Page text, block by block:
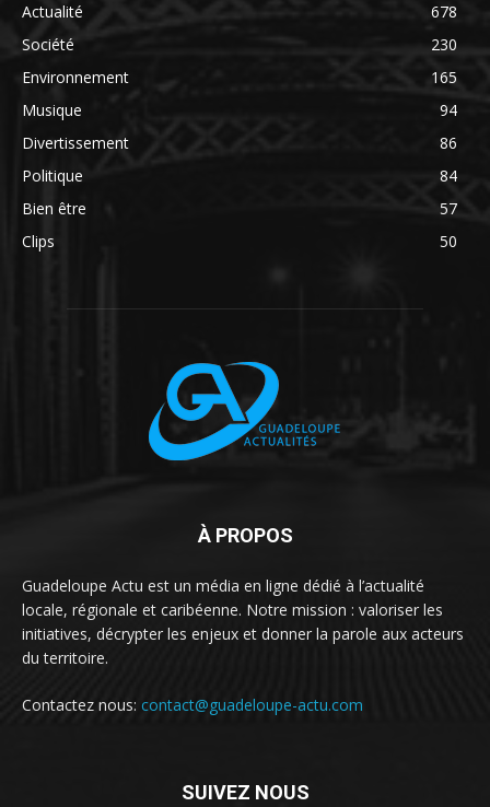
Actualité
678
Société
230
Environnement
165
Musique
94
Divertissement
86
Politique
84
Bien être
57
Clips
50
À PROPOS
Guadeloupe Actu est un média en ligne dédié à l’actualité
locale, régionale et caribéenne. Notre mission : valoriser les
initiatives, décrypter les enjeux et donner la parole aux acteurs
du territoire.
Contactez nous: contact@guadeloupe-actu.com
SUIVEZ NOUS